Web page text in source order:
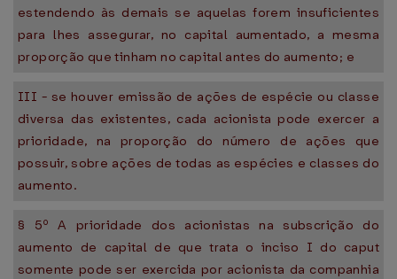
estendendo às demais se aquelas forem insuficientes
para lhes assegurar, no capital aumentado, a mesma
proporção que tinham no capital antes do aumento; e
III - se houver emissão de ações de espécie ou classe
diversa das existentes, cada acionista pode exercer a
prioridade, na proporção do número de ações que
possuir, sobre ações de todas as espécies e classes do
aumento.
§ 5º A prioridade dos acionistas na subscrição do
aumento de capital de que trata o inciso I do caput
somente pode ser exercida por acionista da companhia